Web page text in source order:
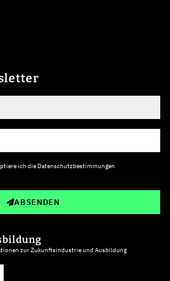
ich die Datenschutzbestimmungen
ABSENDEN
zur Zukunftsindustrie und Ausbildung